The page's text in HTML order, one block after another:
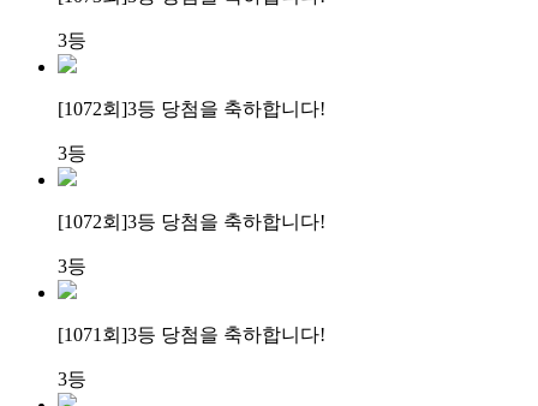
3등
[1072회]3등 당첨을 축하합니다!
3등
[1072회]3등 당첨을 축하합니다!
3등
[1071회]3등 당첨을 축하합니다!
3등